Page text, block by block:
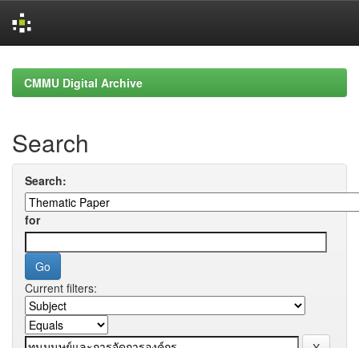
navigationCMMU Digital Archive
Search
Search:
for
Current filters: